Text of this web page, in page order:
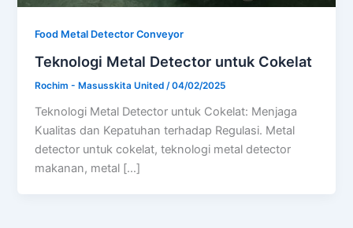
Food Metal Detector Conveyor
Teknologi Metal Detector untuk Cokelat
Rochim - Masusskita United /04/02/2025
Teknologi Metal Detector untuk Cokelat: Menjaga
Kualitas dan Kepatuhan terhadap Regulasi. Metal
detector untuk cokelat, teknologi metal detector
makanan, metal […]